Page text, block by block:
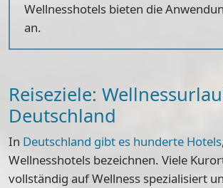
Wellnesshotels bieten die
an.
Reiseziele:
Deutschland
In Deutschland gibt es hunderte Hotels
Wellnesshotels bezeichnen. Viele
vollständig auf Wellness spezialisiert